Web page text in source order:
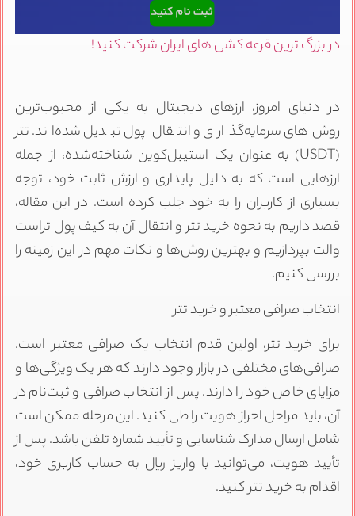
در بزرگ ترین قرعه کشی های ایران شرکت کنید!
در دنیای امروز، ارزهای دیجیتال به یکی از محبوب‌ترین
روش‌های سرمایه‌گذاری و انتقال پول تبدیل شده‌اند. تتر
(USDT) به عنوان یک استیبل‌کوین شناخته‌شده، از جمله
ارزهایی است که به دلیل پایداری و ارزش ثابت خود، توجه
بسیاری از کاربران را به خود جلب کرده است. در این مقاله،
قصد داریم به نحوه خرید تتر و انتقال آن به کیف پول تراست
والت بپردازیم و بهترین روش‌ها و نکات مهم در این زمینه را
بررسی کنیم.
انتخاب صرافی معتبر و خرید تتر
برای خرید تتر، اولین قدم انتخاب یک صرافی معتبر است.
صرافی‌های مختلفی در بازار وجود دارند که هر یک ویژگی‌ها و
مزایای خاص خود را دارند. پس از انتخاب صرافی و ثبت‌نام در
آن، باید مراحل احراز هویت را طی کنید. این مرحله ممکن است
شامل ارسال مدارک شناسایی و تأیید شماره تلفن باشد. پس از
تأیید هویت، می‌توانید با واریز ریال به حساب کاربری خود،
اقدام به خرید تتر کنید.